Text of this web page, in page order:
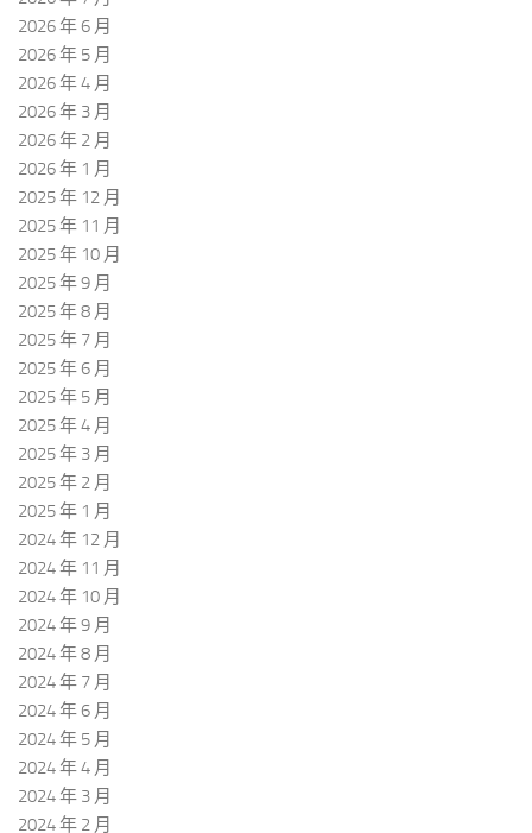
2026 年 6 月
2026 年 5 月
2026 年 4 月
2026 年 3 月
2026 年 2 月
2026 年 1 月
2025 年 12 月
2025 年 11 月
2025 年 10 月
2025 年 9 月
2025 年 8 月
2025 年 7 月
2025 年 6 月
2025 年 5 月
2025 年 4 月
2025 年 3 月
2025 年 2 月
2025 年 1 月
2024 年 12 月
2024 年 11 月
2024 年 10 月
2024 年 9 月
2024 年 8 月
2024 年 7 月
2024 年 6 月
2024 年 5 月
2024 年 4 月
2024 年 3 月
2024 年 2 月